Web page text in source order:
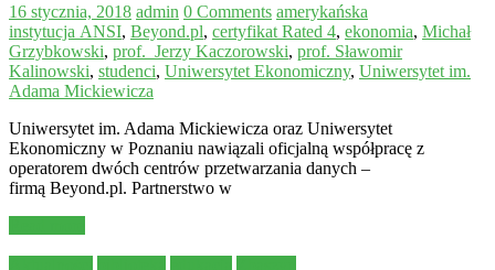
16 stycznia, 2018 admin 0 Comments amerykańska
instytucja ANSI, Beyond.pl, certyfikat Rated 4, ekonomia, Michał
Grzybkowski, prof. Jerzy Kaczorowski, prof. Sławomir
Kalinowski, studenci, Uniwersytet Ekonomiczny, Uniwersytet im.
Adama Mickiewicza
Uniwersytet im. Adama Mickiewicza oraz Uniwersytet
Ekonomiczny w Poznaniu nawiązali oficjalną współpracę z
operatorem dwóch centrów przetwarzania danych –
firmą Beyond.pl. Partnerstwo w